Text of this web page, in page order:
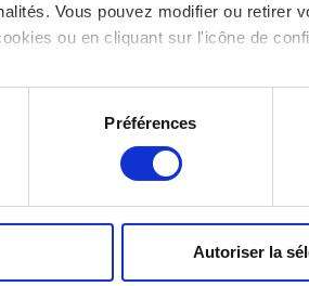
Vous pouvez modifier ou retirer
ou en cliquant sur l'icône de
aimerions également :
sur votre localisation
Préférences
Autoriser la